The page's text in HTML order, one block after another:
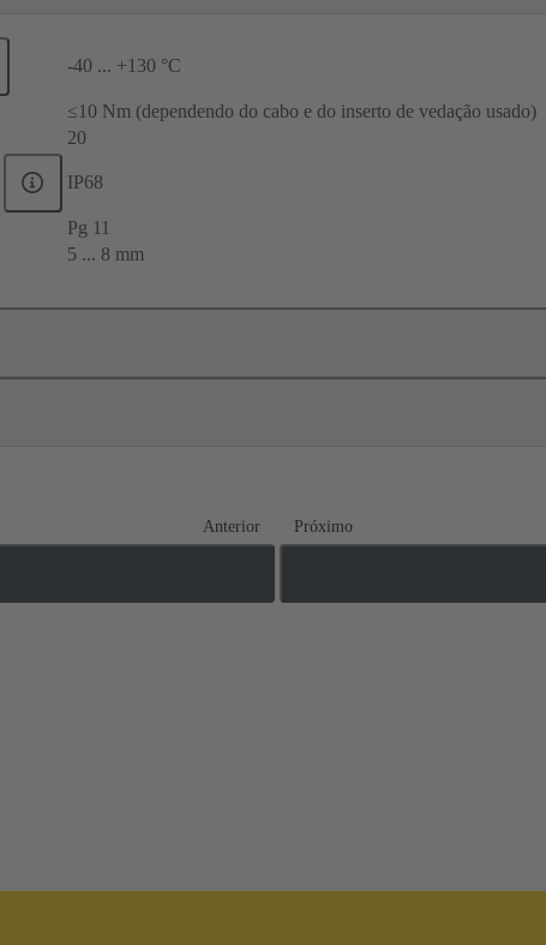
-40 ... +130 °C
≤10 Nm (dependendo do cabo e do inserto de vedação usado)
20
IP68
Pg 11
5 ... 8 mm
Anterior Próximo